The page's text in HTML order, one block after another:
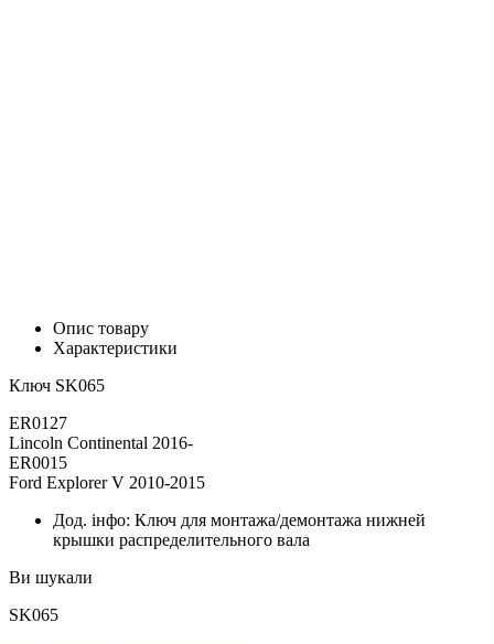
Опис товару
Характеристики
Ключ SK065
ER0127
Lincoln Continental 2016-
ER0015
Ford Explorer V 2010-2015
Дод. інфо: Ключ для монтажа/демонтажа нижней
крышки распределительного вала
Ви шукали
SK065